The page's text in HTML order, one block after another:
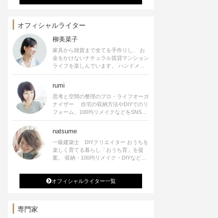
オフィシャルライター
柳美菜子
家具から雑貨まで全てを手作りし、 お
金をかけないナチュラル賃貸マンション
ライフを楽しんでいます。 ハンドメイ
ド雑貨やインテリアに関する著書も出
ます。
rumi
思考と空間の整理のプロ・ライフオーガ
ナイザー 自宅の収納方法やDIYでのリ
フォーム、100均リメイクなどをSNSで
公開中。 収納やリメイク、インテリア
シピ提供、店舗プロデュース 2016年９
月に宝島社より【Rumiのおうち時間を
楽しむインテリア】を出版しました。
natsume
一級建築士 DIYクリエイター おうちを
楽しく育てる暮らし「おうち育」を提
案。 収納・100均リメイク・DIYなどお
発信中。 著書 なつめさんちの新しい
のになつかしいアンティークな部屋つく
り 雑誌掲載・TV出演・コラム執筆・
オフィシャルライター一覧
専門家